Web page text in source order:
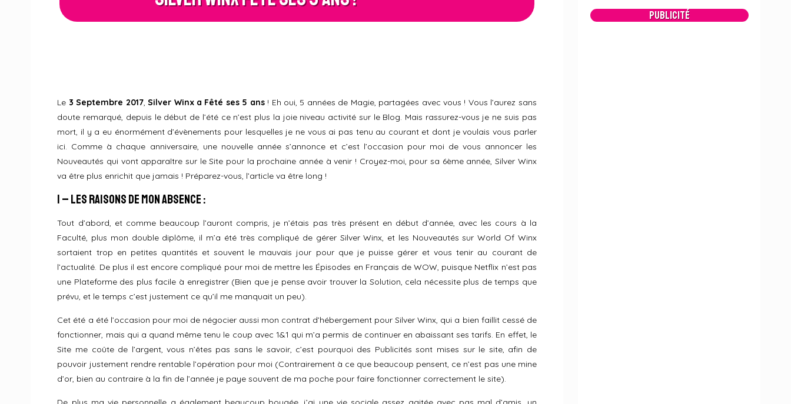
Le 3 Septembre 2017,Silver Winx a Fêté ses 5 ans! Eh oui, 5 années de Magie, partagées avec vous ! Vous l’aurez sans
doute remarqué, depuis le début de l’été ce n’est plus la joie niveau activité sur le Blog. Mais rassurez-vous je ne suis pas
mort, il y a eu énormément d’évènements pour lesquelles je ne vous ai pas tenu au courant et dont je voulais vous parler
ici. Comme à chaque anniversaire, une nouvelle année s’annonce et c’est l’occasion pour moi de vous annoncer les
Nouveautés qui vont apparaître sur le Site pour la prochaine année à venir ! Croyez-moi, pour sa 6ème année, Silver Winx
va être plus enrichit que jamais ! Préparez-vous, l’article va être long !
I – Les Raisons de mon Absence :
Tout d’abord, et comme beaucoup l’auront compris, je n’étais pas très présent en début d’année, avec les cours à la
Faculté, plus mon double diplôme, il m’a été très compliqué de gérer Silver Winx, et les Nouveautés sur World Of Winx
sortaient trop en petites quantités et souvent le mauvais jour pour que je puisse gérer et vous tenir au courant de
l’actualité. De plus il est encore compliqué pour moi de mettre les Épisodes en Français de WOW, puisque Netflix n’est pas
une Plateforme des plus facile à enregistrer (Bien que je pense avoir trouver la Solution, cela nécessite plus de temps que
prévu, et le temps c’est justement ce qu’il me manquait un peu).
Cet été a été l’occasion pour moi de négocier aussi mon contrat d’hébergement pour Silver Winx, qui a bien faillit cessé de
fonctionner, mais qui a quand même tenu le coup avec 1&1 qui m’a permis de continuer en abaissant ses tarifs. En effet, le
Site me coûte de l’argent, vous n’êtes pas sans le savoir, c’est pourquoi des Publicités sont mises sur le site, afin de
pouvoir justement rendre rentable l’opération pour moi (Contrairement à ce que beaucoup pensent, ce n’est pas une mine
d’or, bien au contraire à la fin de l’année je paye souvent de ma poche pour faire fonctionner correctement le site).
Publicité